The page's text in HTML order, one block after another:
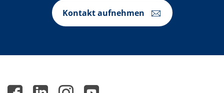
Kontakt aufnehmen